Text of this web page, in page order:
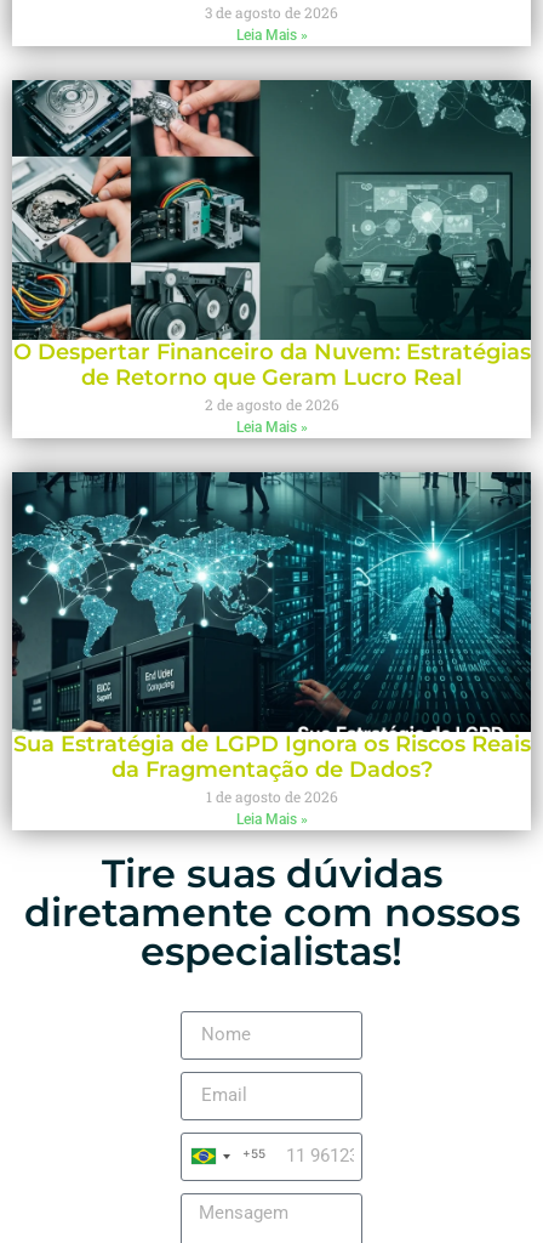
3 de agosto de 2026
Leia Mais »
O Despertar Financeiro da Nuvem: Estratégias
de Retorno que Geram Lucro Real
2 de agosto de 2026
Leia Mais »
Sua Estratégia de LGPD Ignora os Riscos Reais
da Fragmentação de Dados?
1 de agosto de 2026
Leia Mais »
Tire suas dúvidas
diretamente com nossos
especialistas!
Brazil
+55